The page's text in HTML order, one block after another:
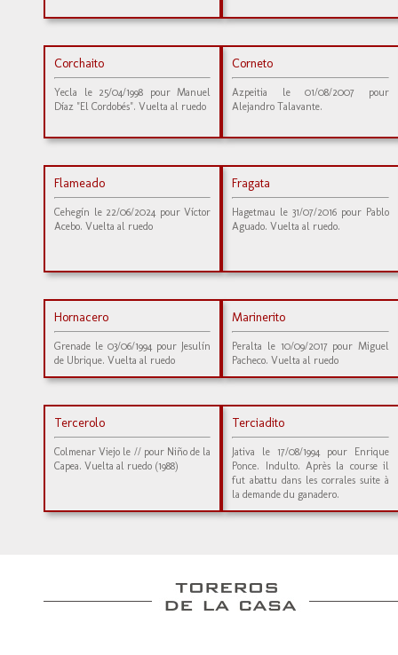
Corchaito
Yecla le 25/04/1998 pour Manuel
Díaz "El Cordobés". Vuelta al ruedo
Corneto
Azpeitia le 01/08/2007 pour
Alejandro Talavante.
Flameado
Cehegín le 22/06/2024 pour Víctor
Acebo. Vuelta al ruedo
Fragata
Hagetmau le 31/07/2016 pour Pablo
Aguado. Vuelta al ruedo.
Hornacero
Grenade le 03/06/1994 pour Jesulín
de Ubrique. Vuelta al ruedo
Marinerito
Peralta le 10/09/2017 pour Miguel
Pacheco. Vuelta al ruedo
Tercerolo
Colmenar Viejo le // pour Niño de la
Capea. Vuelta al ruedo (1988)
Terciadito
Jativa le 17/08/1994 pour Enrique
Ponce. Indulto. Après la course il
fut abattu dans les corrales suite à
la demande du ganadero.